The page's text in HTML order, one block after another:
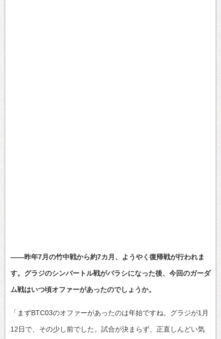
――昨年7月の竹中戦から約7カ月、ようやく復帰戦が行われま
す。グラジのシンバートル戦がバラシになった後、今回のガーダ
ム戦はいつ頃オファーがあったのでしょうか。
「まずBTC03のオファーがあったのは年始ですね。グラジが1月
12日で、その少し前でした。試合が決まらず、正直しんどい気